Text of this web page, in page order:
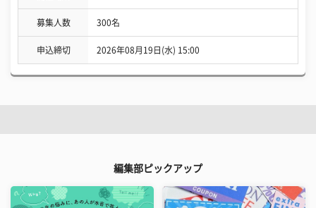
募集人数 300名
申込締切 2026年08月19日(水) 15:00
編集部ピックアップ